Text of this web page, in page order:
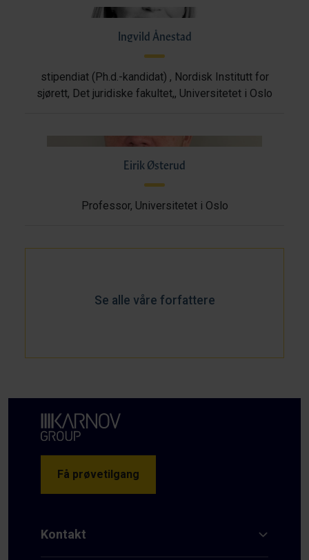
Ingvild Ånestad
stipendiat (Ph.d.-kandidat) , Nordisk Institutt for
sjørett, Det juridiske fakultet,, Universitetet i Oslo
Eirik Østerud
Professor, Universitetet i Oslo
Se alle våre forfattere
Få prøvetilgang
Kontakt